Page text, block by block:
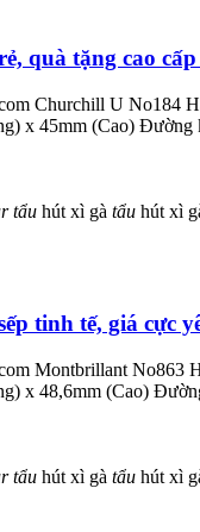
quà tặng cao cấp
Churchill U No184
x 45mm (Cao) Đường
tẩu hút xì gà tẩu hút xì
tinh tế, giá cực
Montbrillant No863
x 48,6mm (Cao)
tẩu hút xì gà tẩu hút xì